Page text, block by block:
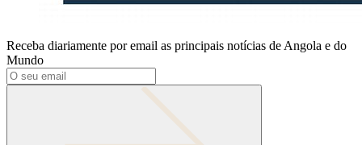
Receba diariamente por email as principais notícias de Angola e do
Mundo